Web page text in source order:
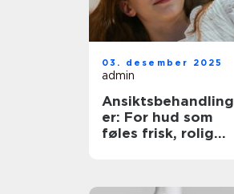
03. desember 2025
admin
Ansiktsbehandling
er: For hud som
føles frisk, rolig